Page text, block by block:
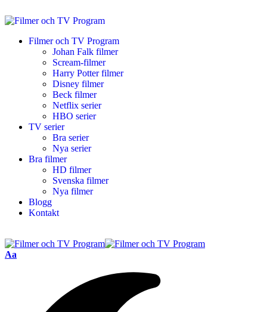
Filmer och TV Program
Johan Falk filmer
Scream-filmer
Harry Potter filmer
Disney filmer
Beck filmer
Netflix serier
HBO serier
TV serier
Bra serier
Nya serier
Bra filmer
HD filmer
Svenska filmer
Nya filmer
Blogg
Kontakt
Aa